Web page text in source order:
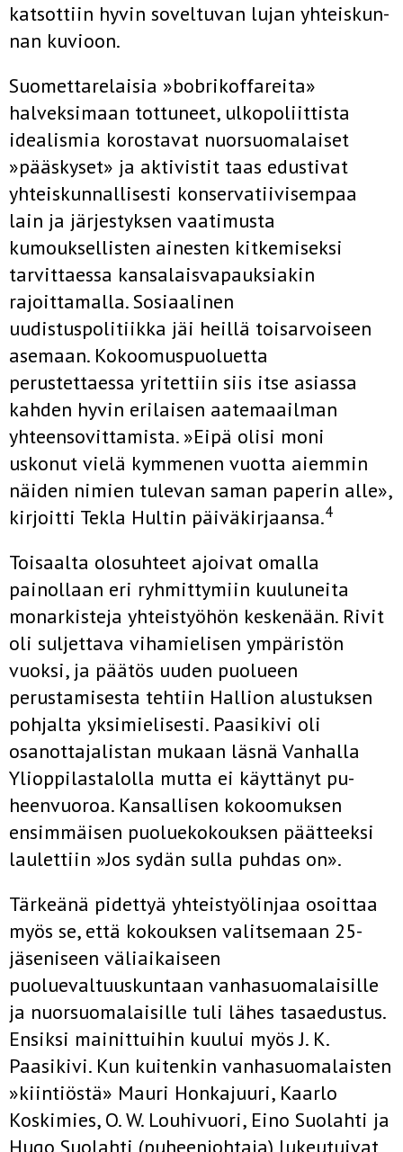
katsottiin hyvin soveltuvan lujan yhteiskun­
nan kuvioon.
Suomettarelaisia »bobrikoffareita»
halveksimaan tottuneet, ulkopo­liittista
idealismia korostavat nuorsuomalaiset
»pääskyset» ja aktivistit taas edustivat
yhteiskunnallisesti konservatiivisempaa
lain ja järjestyk­sen vaatimusta
kumouksellisten ainesten kitkemiseksi
tarvittaessa kan­salaisvapauksiakin
rajoittamalla. Sosiaalinen
uudistuspolitiikka jäi heillä toisarvoiseen
asemaan. Kokoomuspuoluetta
perustettaessa yritettiin siis itse asiassa
kahden hyvin erilaisen aatemaailman
yhteensovittamis­ta. »Eipä olisi moni
uskonut vielä kymmenen vuotta aiemmin
näiden nimien tulevan saman paperin alle»,
kirjoitti Tekla Hultin päiväkirjaan­sa.4
Toisaalta olosuhteet ajoivat omalla
painollaan eri ryhmittymiin kuu­luneita
monarkisteja yhteistyöhön keskenään. Rivit
oli suljettava viha­mielisen ympäristön
vuoksi, ja päätös uuden puolueen
perustamisesta tehtiin Hallion alustuksen
pohjalta yksimielisesti. Paasikivi oli
osanotta­jalistan mukaan läsnä Vanhalla
Ylioppilastalolla mutta ei käyttänyt pu­
heenvuoroa. Kansallisen kokoomuksen
ensimmäisen puoluekokouk­sen päätteeksi
laulettiin »Jos sydän sulla puhdas on».
Tärkeänä pidettyä yhteistyölinjaa osoittaa
myös se, että kokouksen valitsemaan 25-
jäseniseen väliaikaiseen
puoluevaltuuskuntaan vanhasuomalaisille
ja nuorsuomalaisille tuli lähes tasaedustus.
Ensiksi mainittuihin kuului myös J. K.
Paasikivi. Kun kuitenkin vanhasuomalaisten
»kiintiöstä» Mauri Honkajuuri, Kaarlo
Koskimies, O. W. Louhivuori, Eino Suolahti ja
Hugo Suolahti (puheenjohtaja) lukeutuivat